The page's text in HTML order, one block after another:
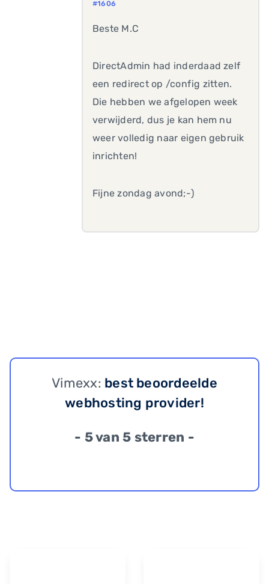
#1606
Beste M.C
DirectAdmin had inderdaad zelf
een redirect op /config zitten.
Die hebben we afgelopen week
verwijderd, dus je kan hem nu
weer volledig naar eigen gebruik
inrichten!
Fijne zondag avond;-)
Vimexx: best beoordeelde
webhosting provider!
- 5 van 5 sterren -